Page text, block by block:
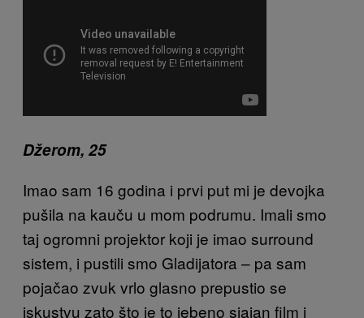
Džerom, 25
Imao sam 16 godina i prvi put mi je devojka
pušila na kauču u mom podrumu. Imali smo
taj ogromni projektor koji je imao surround
sistem, i pustili smo Gladijatora – pa sam
pojačao zvuk vrlo glasno prepustio se
iskustvu zato što je to jebeno sjajan film i